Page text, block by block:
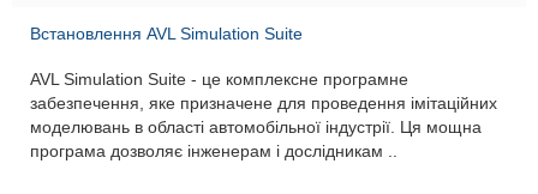
Встановлення AVL Simulation Suite
AVL Simulation Suite - це комплексне програмне
забезпечення, яке призначене для проведення імітаційних
моделювань в області автомобільної індустрії. Ця мощна
програма дозволяє інженерам і дослідникам ..